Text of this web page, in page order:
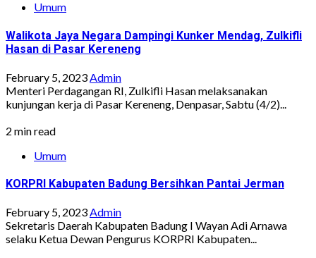
Umum
Walikota Jaya Negara Dampingi Kunker Mendag, Zulkifli
Hasan di Pasar Kereneng
February 5, 2023 Admin
Menteri Perdagangan RI, Zulkifli Hasan melaksanakan
kunjungan kerja di Pasar Kereneng, Denpasar, Sabtu (4/2)...
2 min read
Umum
KORPRI Kabupaten Badung Bersihkan Pantai Jerman
February 5, 2023Admin
Sekretaris Daerah Kabupaten Badung I Wayan Adi Arnawa
selaku Ketua Dewan Pengurus KORPRI Kabupaten...